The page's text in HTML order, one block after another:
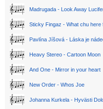
Madrugada - Look Away
Sticky Fingaz - What chu here
Pavlína Jíšová - Láska je
Heavy Stereo - Cartoon Moon
And One - Mirror in your heart
New Order - Whos Joe
Johanna Kurkela - Hyvästi